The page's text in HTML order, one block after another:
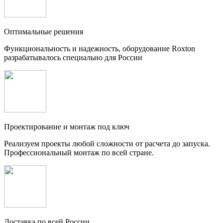
Оптимальные решения
Функциональность и надежность, оборудование Roxton
разрабатывалось специально для России
Проектирование и монтаж под ключ
Реализуем проекты любой сложности от расчета до запуска.
Профессиональный монтаж по всей стране.